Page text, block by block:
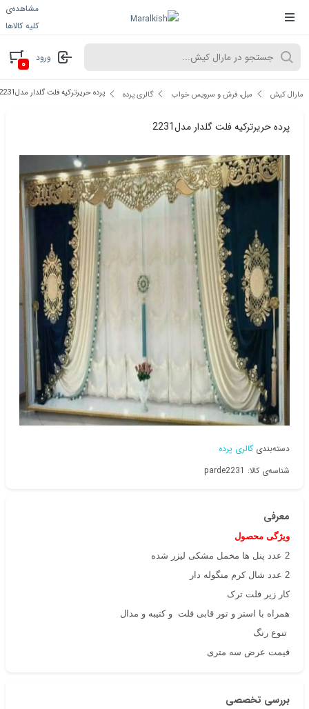
مشاهده‌ی
کلیه کالاها
ورود ۰
مارال کیش مبل، فرش و سرویس خواب گالری پرده پرده حریرترکیه فلت گلدار مدل2231
پرده حریرترکیه فلت گلدار مدل2231
دسته‌بندی گالری پرده
شناسه‌ی کالا: parde2231
معرفی
ویژگی محصول
2 عدد پنل ها مخمل مشکی لیزر شده
2 عدد شال کرم منگوله دار
کار زیر فلت ترک
همراه با استر و تور قابی فلت و کتیبه و مدال
تنوع رنگ
قیمت عرض سه متری
بررسی تخصصی